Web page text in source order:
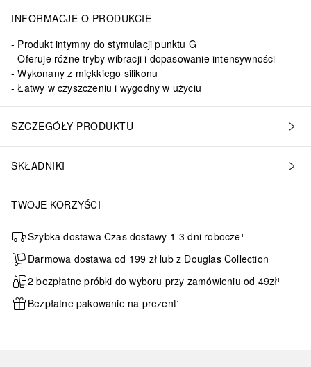
INFORMACJE O PRODUKCIE
Produkt intymny do stymulacji punktu G
Oferuje różne tryby wibracji i dopasowanie intensywności
Wykonany z miękkiego silikonu
Łatwy w czyszczeniu i wygodny w użyciu
SZCZEGÓŁY PRODUKTU
SKŁADNIKI
konta ze Spotify lub wymiana
TWOJE KORZYŚCI
Szybka dostawa Czas dostawy 1-3 dni robocze¹
Darmowa dostawa od 199 zł lub z Douglas Collection
2 bezpłatne próbki do wyboru przy zamówieniu od 49zł¹
Bezpłatne pakowanie na prezent¹